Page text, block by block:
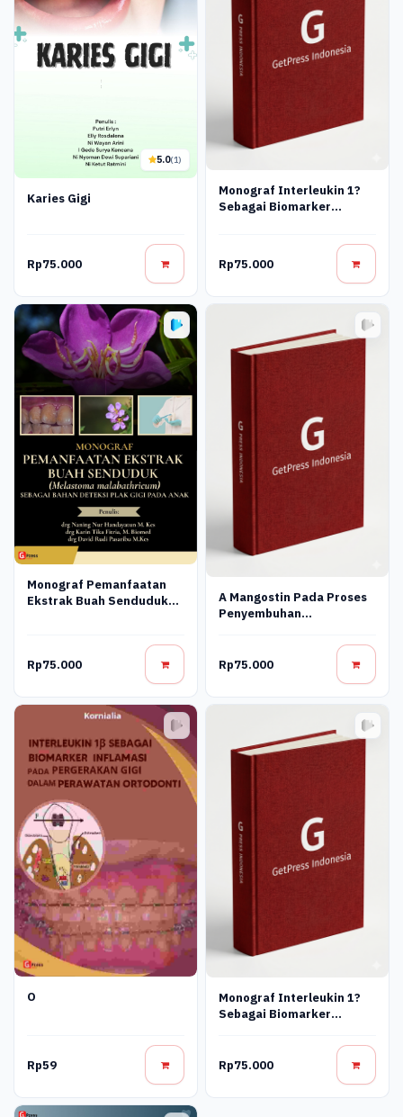
5.0(1)
Karies Gigi
Rp75.000
Monograf Interleukin 1?
Sebagai Biomarker
Perawatan Ortodonti
Rp75.000
Monograf Pemanfaatan
Ekstrak Buah Senduduk
Bahan Deteksi Plak Gigi
Pada Anak
Rp75.000
A Mangostin Pada Proses
Penyembuhan
Rp75.000
O
Rp59
Monograf Interleukin 1?
Sebagai Biomarker
Pergerakan Gigi Dalam
Perawatan Ortodonti
Rp75.000